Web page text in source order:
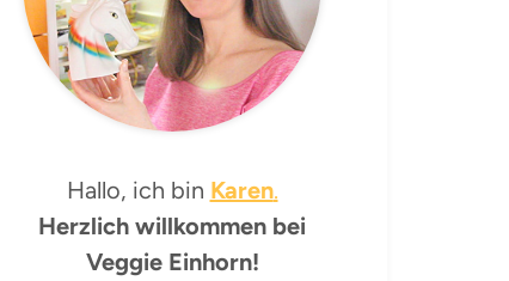
Hallo, ich bin Karen.
Herzlich willkommen bei
Veggie Einhorn!